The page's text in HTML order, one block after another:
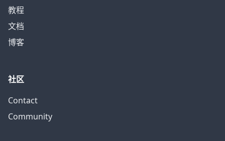
教程
文档
博客
社区
Contact
Community